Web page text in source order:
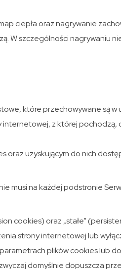
ciepła oraz nagrywanie
W szczególności nagrywaniu
które przechowywane są
z której
oraz uzyskującym do nich
musi na każdej podstronie
cookies) oraz „stałe”
strony internetowej lub
plików cookies lub
domyślnie dopuszcza